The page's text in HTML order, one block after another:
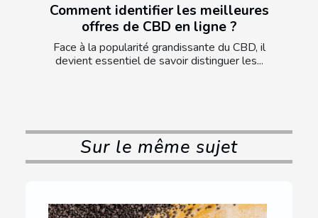
Comment identifier les meilleures
offres de CBD en ligne ?
Face à la popularité grandissante du CBD, il
devient essentiel de savoir distinguer les...
Sur le même sujet